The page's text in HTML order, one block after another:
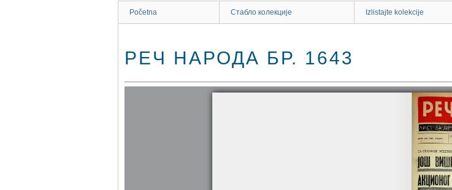
Početna Стабло колекције Izlistajte kolekcije
РЕЧ НАРОДА БР. 1643